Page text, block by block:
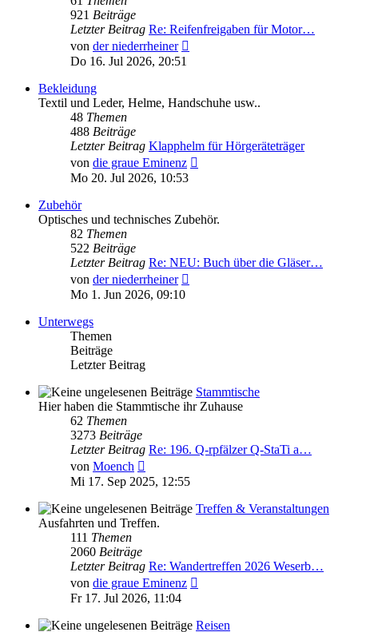
921 Beiträge
Letzter Beitrag Re: Reifenfreigaben für Motor…
von der niederrheiner
Do 16. Jul 2026, 20:51
Bekleidung
Textil und Leder, Helme, Handschuhe usw..
48 Themen
488 Beiträge
Letzter Beitrag Klapphelm für Hörgeräteträger
von die graue Eminenz
Mo 20. Jul 2026, 10:53
Zubehör
Optisches und technisches Zubehör.
82 Themen
522 Beiträge
Letzter Beitrag Re: NEU: Buch über die Gläser…
von der niederrheiner
Mo 1. Jun 2026, 09:10
Unterwegs
Themen
Beiträge
Letzter Beitrag
Stammtische
Hier haben die Stammtische ihr Zuhause
62 Themen
3273 Beiträge
Letzter Beitrag Re: 196. Q-rpfälzer Q-StaTi a…
von Moench
Beitrag
Mi 17. Sep 2025, 12:55
Treffen & Veranstaltungen
Ausfahrten und Treffen.
111 Themen
2060 Beiträge
Letzter Beitrag Re: Wandertreffen 2026 Weserb…
von die graue Eminenz
Fr 17. Jul 2026, 11:04
Reisen